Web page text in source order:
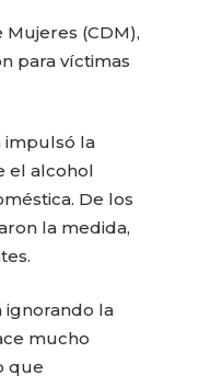
(CDM),
para víctimas
impulsó la
el alcohol
De los
la medida,
ignorando la
mucho
que